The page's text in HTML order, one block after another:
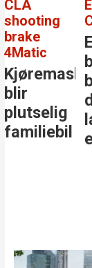
CLA
shooting
brake
4Matic
blir
plutselig
familiebil